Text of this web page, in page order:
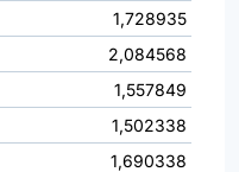
1,728935
2,084568
1,557849
1,502338
1,690338